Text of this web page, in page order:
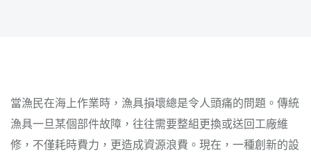
當漁民在海上作業時，漁具損壞總是令人頭痛的問題。傳統
漁具一旦某個部件故障，往往需要整組更換或送回工廠維
修，不僅耗時費力，更造成資源浪費。現在，一種創新的設